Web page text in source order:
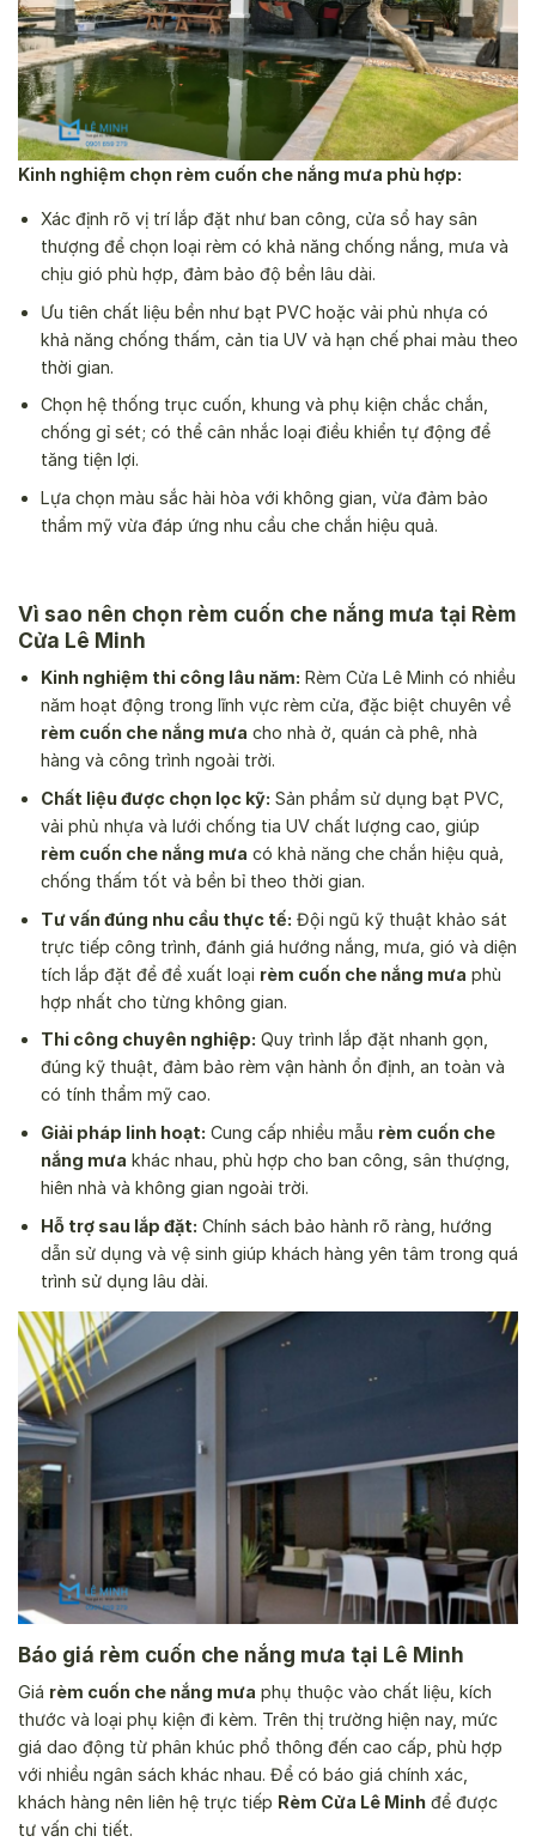
Kinh nghiệm chọn rèm cuốn che nắng mưa phù hợp:
Xác định rõ vị trí lắp đặt như ban công, cửa sổ hay sân
thượng để chọn loại rèm có khả năng chống nắng, mưa và
chịu gió phù hợp, đảm bảo độ bền lâu dài.
Ưu tiên chất liệu bền như bạt PVC hoặc vải phủ nhựa có
khả năng chống thấm, cản tia UV và hạn chế phai màu theo
thời gian.
Chọn hệ thống trục cuốn, khung và phụ kiện chắc chắn,
chống gỉ sét; có thể cân nhắc loại điều khiển tự động để
tăng tiện lợi.
Lựa chọn màu sắc hài hòa với không gian, vừa đảm bảo
thẩm mỹ vừa đáp ứng nhu cầu che chắn hiệu quả.
Vì sao nên chọn rèm cuốn che nắng mưa tại Rèm
Cửa Lê Minh
Kinh nghiệm thi công lâu năm: Rèm Cửa Lê Minh có nhiều
năm hoạt động trong lĩnh vực rèm cửa, đặc biệt chuyên về
rèm cuốn che nắng mưa cho nhà ở, quán cà phê, nhà
hàng và công trình ngoài trời.
Chất liệu được chọn lọc kỹ: Sản phẩm sử dụng bạt PVC,
vải phủ nhựa và lưới chống tia UV chất lượng cao, giúp
rèm cuốn che nắng mưa có khả năng che chắn hiệu quả,
chống thấm tốt và bền bỉ theo thời gian.
Tư vấn đúng nhu cầu thực tế: Đội ngũ kỹ thuật khảo sát
trực tiếp công trình, đánh giá hướng nắng, mưa, gió và diện
tích lắp đặt để đề xuất loại rèm cuốn che nắng mưa phù
hợp nhất cho từng không gian.
Thi công chuyên nghiệp: Quy trình lắp đặt nhanh gọn,
đúng kỹ thuật, đảm bảo rèm vận hành ổn định, an toàn và
có tính thẩm mỹ cao.
Giải pháp linh hoạt: Cung cấp nhiều mẫu rèm cuốn che
nắng mưa khác nhau, phù hợp cho ban công, sân thượng,
hiên nhà và không gian ngoài trời.
Hỗ trợ sau lắp đặt: Chính sách bảo hành rõ ràng, hướng
dẫn sử dụng và vệ sinh giúp khách hàng yên tâm trong quá
trình sử dụng lâu dài.
Báo giá rèm cuốn che nắng mưa tại Lê Minh
Giá rèm cuốn che nắng mưa phụ thuộc vào chất liệu, kích
thước và loại phụ kiện đi kèm. Trên thị trường hiện nay, mức
giá dao động từ phân khúc phổ thông đến cao cấp, phù hợp
với nhiều ngân sách khác nhau. Để có báo giá chính xác,
khách hàng nên liên hệ trực tiếp Rèm Cửa Lê Minh để được
tư vấn chi tiết.